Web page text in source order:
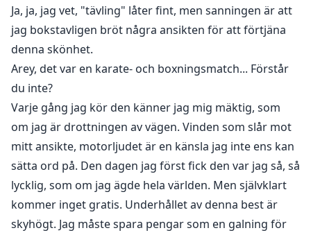
Ja, ja, jag vet, "tävling" låter fint, men sanningen är att
jag bokstavligen bröt några ansikten för att förtjäna
denna skönhet.
Arey, det var en karate- och boxningsmatch... Förstår
du inte?
Varje gång jag kör den känner jag mig mäktig, som
om jag är drottningen av vägen. Vinden som slår mot
mitt ansikte, motorljudet är en känsla jag inte ens kan
sätta ord på. Den dagen jag först fick den var jag så, så
lycklig, som om jag ägde hela världen. Men självklart
kommer inget gratis. Underhållet av denna best är
skyhögt. Jag måste spara pengar som en galning för